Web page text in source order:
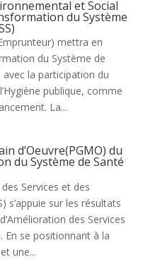
et Social
du Système
mettra en
du Système de
la participation du
publique, comme
La...
d’Oeuvre(PGMO) du
du Système de Santé
Services et des
s’appuie sur les résultats
des Services
En se positionnant à la
une...